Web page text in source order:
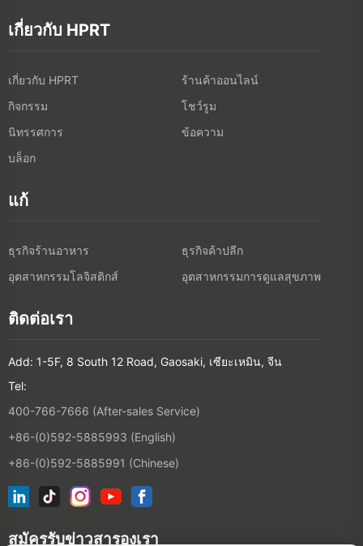
เกี่ยวกับ HPRT
เกี่ยวกับ HPRT
ร้านค้าออนไลน์
กิจกรรม
โชว์รูม
นิทรรศการ
ข้อความ
บล็อก
แก้
ธุรกิจร้านอาหาร
ธุรกิจค้าปลีก
อุตสาหกรรมโลจิสติกส์
อุตสาหกรรมการดูแลสุขภาพ
ติดต่อเรา
Add: 1-5F, 8 South 12 Road, Gaosaki, เซียะเหมิน, จีน
Tel:
400-766-7666 (After-sales Service)
+86-(0)592-5885993 (English)
+86-(0)592-5885991 (Chinese)
สมัครรับข่าวสารองเรา